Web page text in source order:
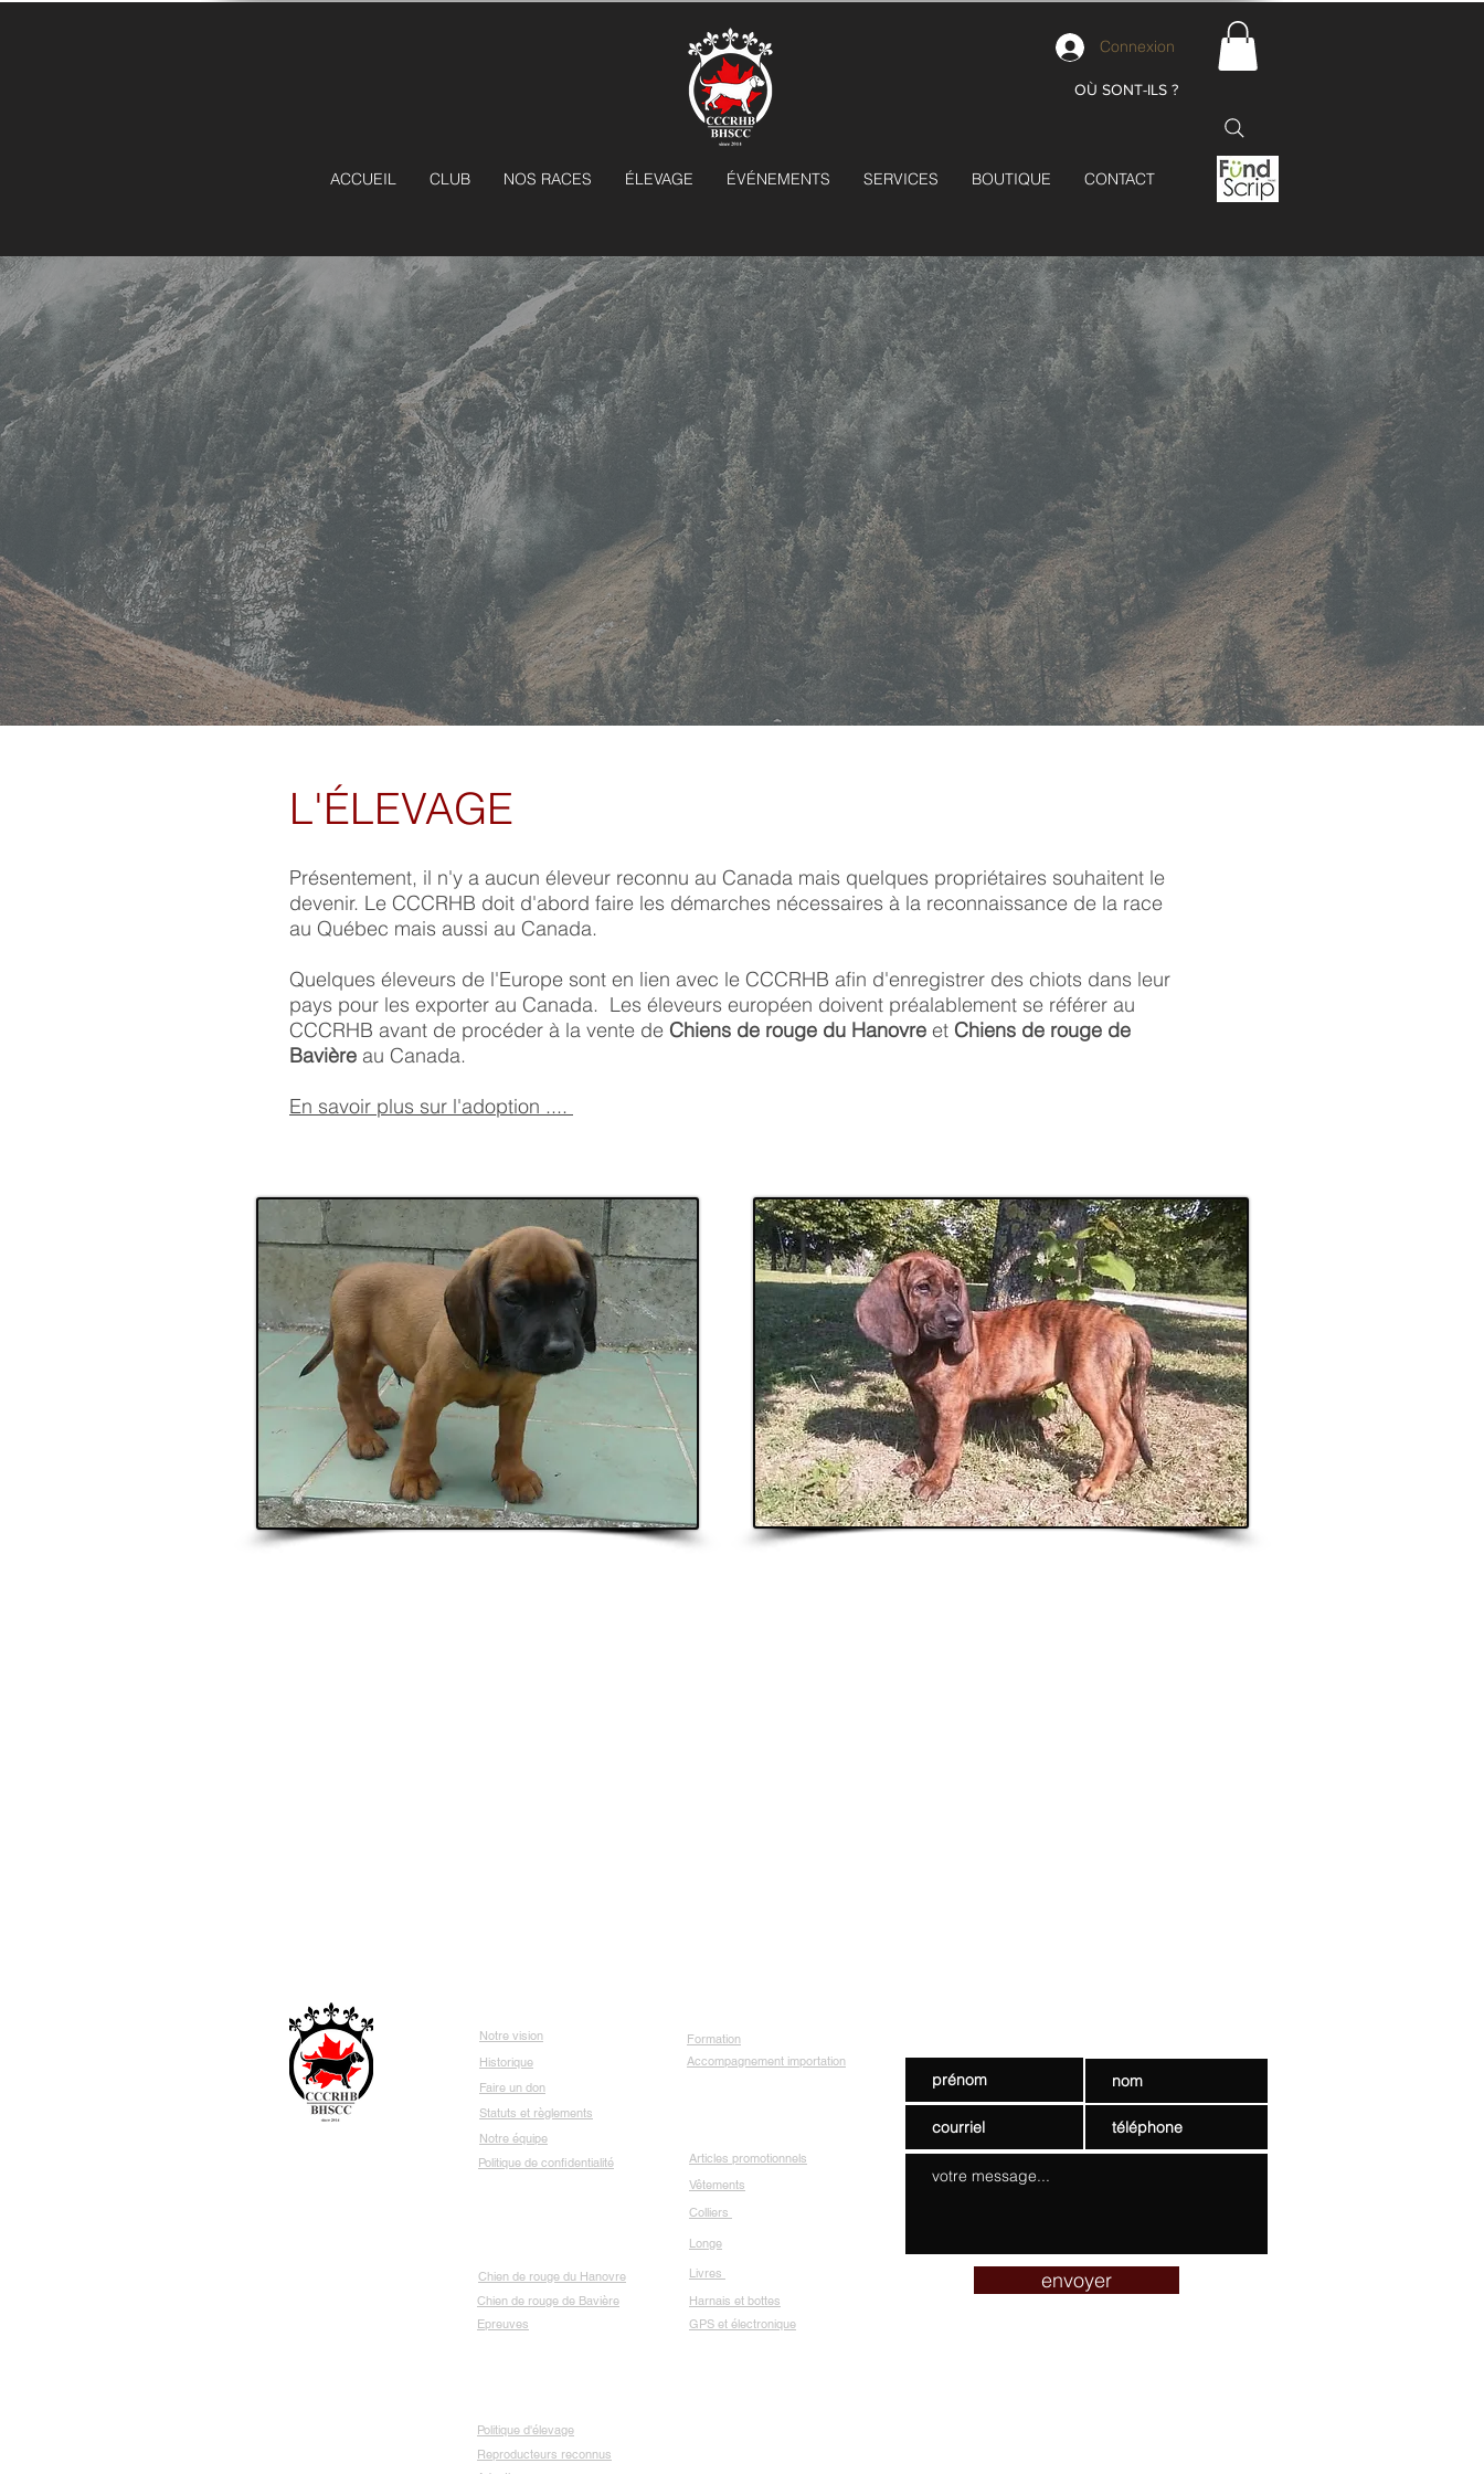
ACCUEIL CLUB NOS RACES ÉLEVAGE ÉVÉNEMENTS SERVICES BOUTIQUE CONTACT
OÙ SONT-ILS ?
Connexion
L'ÉLEVAGE
Présentement, il n'y a aucun éleveur reconnu au Canada mais quelques propriétaires souhaitent le
devenir. Le CCCRHB doit d'abord faire les démarches nécessaires à la reconnaissance de la race
au Québec mais aussi au Canada.
Quelques éleveurs de l'Europe sont en lien avec le CCCRHB afin d'enregistrer des chiots dans leur
pays pour les exporter au Canada. Les éleveurs européen doivent préalablement se référer au
CCCRHB avant de procéder à la vente de Chiens de rouge du Hanovre et Chiens de rouge de
Bavière au Canada.
En savoir plus sur l'adoption ....
Notre vision
Historique
Faire un don
Statuts et règlements
Notre équipe
Politique de confidentialité
Chien de rouge du Hanovre
Chien de rouge de Bavière
Epreuves
Formation
Accompagnement importation
Articles promotionnels
Vêtements
envoyer
Colliers
Longe
Livres
Harnais et bottes
GPS et électronique
Politique d'élevage
Reproducteurs reconnus